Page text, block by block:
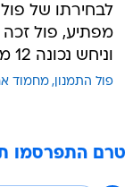
לבחירתו של
מפתיע, פול
וניחש נכונה 12 מתוך 14 משחקים.
פול התמנון מחמוד
טרם התפרסמו